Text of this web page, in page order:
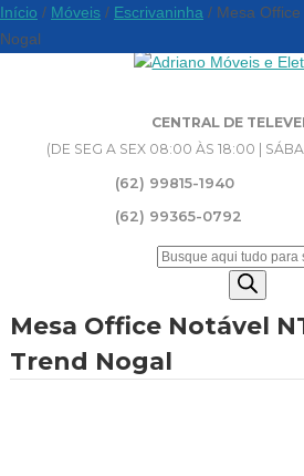
CENTRAL DE
(DE SEG A SEX 08:00 ÀS 18:00 |
(62) 99815-1940
(62) 99365-0792
Pesquisar
Início / Móveis / Escrivaninha / Mesa
Nogal
Mesa Office Notável
Trend Nogal